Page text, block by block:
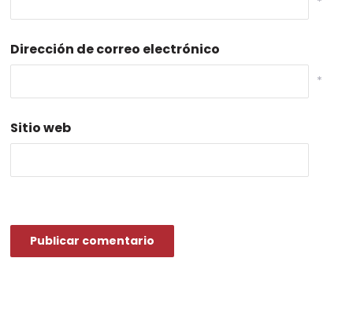
Dirección de correo electrónico
*
Sitio web